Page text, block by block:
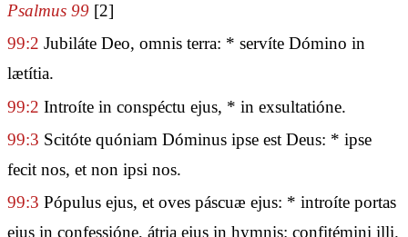
Psalmus 99 [2]
99:2 Jubiláte Deo, omnis terra: * servíte Dómino in
lætítia.
99:2 Introíte in conspéctu ejus, * in exsultatióne.
99:3 Scitóte quóniam Dóminus ipse est Deus: * ipse
fecit nos, et non ipsi nos.
99:3 Pópulus ejus, et oves páscuæ ejus: * introíte portas
ejus in confessióne, átria ejus in hymnis: confitémini illi.